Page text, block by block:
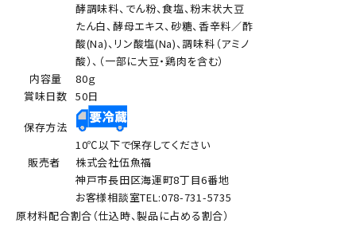
酵調味料、でん粉、食塩、粉末状大豆
たん白、酵母エキス、砂糖、香辛料／酢
酸(Na)、リン酸塩(Na)、調味料（アミノ
酸）、（一部に大豆・鶏肉を含む）
内容量
80ｇ
賞味日数 50日
保存方法
10℃以下で保存してください
販売者
株式会社伍魚福
神戸市長田区海運町8丁目6番地
お客様相談室TEL:078-731-5735
原材料配合割合（仕込時、製品に占める割合）